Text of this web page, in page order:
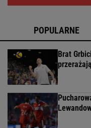
POPULARNE
Brat